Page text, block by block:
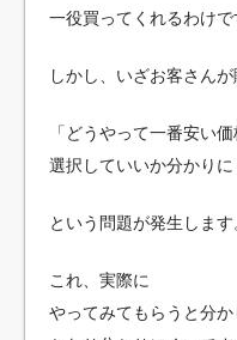
一役買ってくれるわけで
しかし、いざお客さんが
「どうやって一番安い
選択していいか分かりに
という問題が発生します
これ、実際に
やってみてもらうと分か